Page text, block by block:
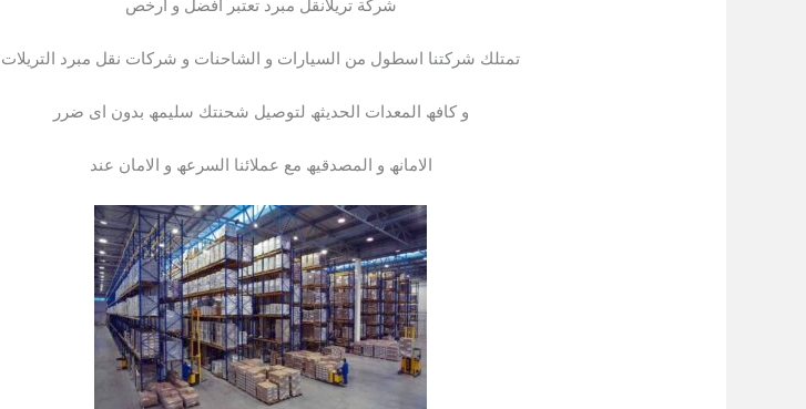
شركة تريلانقل مبرد تعتبر افضل و ارخص
تمتلك شركتنا اسطول من السیارات و الشاحنات و شركات نقل مبرد التریلات
و كافھ المعدات الحدیثھ لتوصیل شحنتك سلیمھ بدون اى ضرر
الامانھ و المصدقیھ مع عملائنا السرعھ و الامان عند